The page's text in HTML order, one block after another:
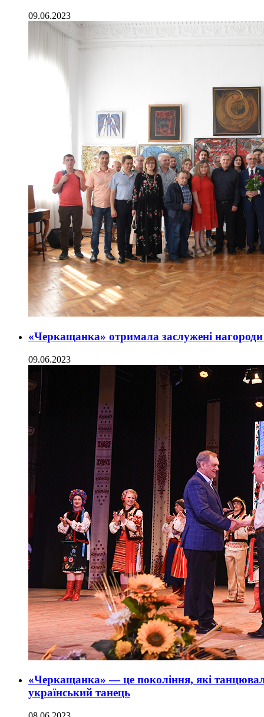
09.06.2023
«Черкащанка» отримала заслужені
09.06.2023
«Черкащанка» — це покоління, які
український танець